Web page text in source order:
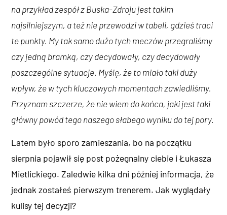
na przykład zespół z Buska-Zdroju jest takim
najsilniejszym, a też nie przewodzi w tabeli, gdzieś traci
te punkty. My tak samo dużo tych meczów przegraliśmy
czy jedną bramką, czy decydowały, czy decydowały
poszczególne sytuacje. Myślę, że to miało taki duży
wpływ, że w tych kluczowych momentach zawiedliśmy.
Przyznam szczerze, że nie wiem do końca, jaki jest taki
główny powód tego naszego słabego wyniku do tej pory.
Latem było sporo zamieszania, bo na początku
sierpnia pojawił się post pożegnalny ciebie i Łukasza
Mietlickiego. Zaledwie kilka dni później informacja, że
jednak zostałeś pierwszym trenerem. Jak wyglądały
kulisy tej decyzji?